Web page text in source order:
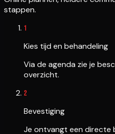
stappen.
1
Kies tijd en behandeling
Via de agenda zie je
overzicht.
2
Bevestiging
Je ontvangt een directe